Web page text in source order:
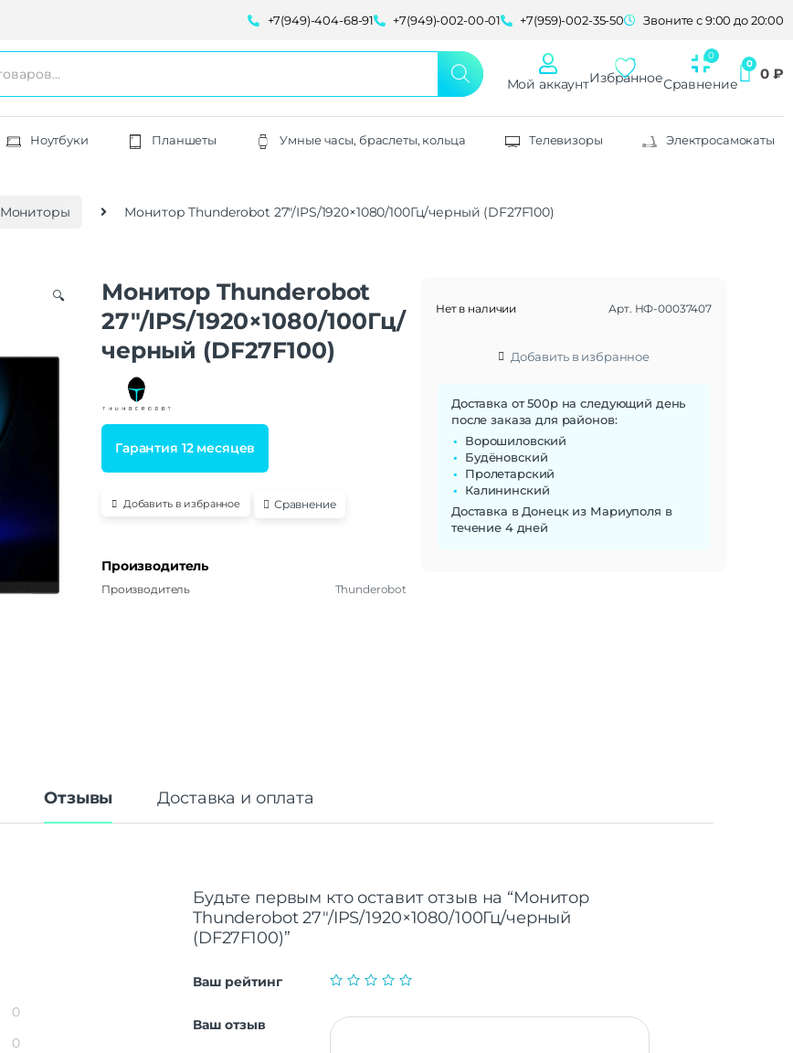
+7(949)-404-68-91 +7(949)-002-00-01 +7(959)-002-35-50 Звоните с 9:00 до 20:00
Мой аккаунтИзбранноеСравнение
0 ₽
Ноутбуки Планшеты Умные часы, браслеты, кольца Телевизоры Электросамокаты
Мониторы Монитор Thunderobot 27″/IPS/1920×1080/100Гц/черный (DF27F100)
🔍
Монитор Thunderobot
27″/IPS/1920×1080/100Гц/
черный (DF27F100)
Гарантия 12 месяцев
Добавить в избранное Сравнение
Производитель
Производитель Thunderobot
Нет в наличии Арт. НФ-00037407
Добавить в избранное
Доставка от 500р на следующий день
после заказа для районов:
Ворошиловский
Будёновский
Пролетарский
Калининский
Доставка в Донецк из Мариуполя в
течение 4 дней
Отзывы Доставка и оплата
0
0
Будьте первым кто оставит отзыв на “Монитор
Thunderobot 27″/IPS/1920×1080/100Гц/черный
(DF27F100)”
Ваш рейтинг
Ваш отзыв